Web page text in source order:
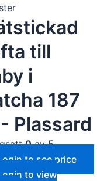
till
i
187
Plassard
0av 5
to see price
to view